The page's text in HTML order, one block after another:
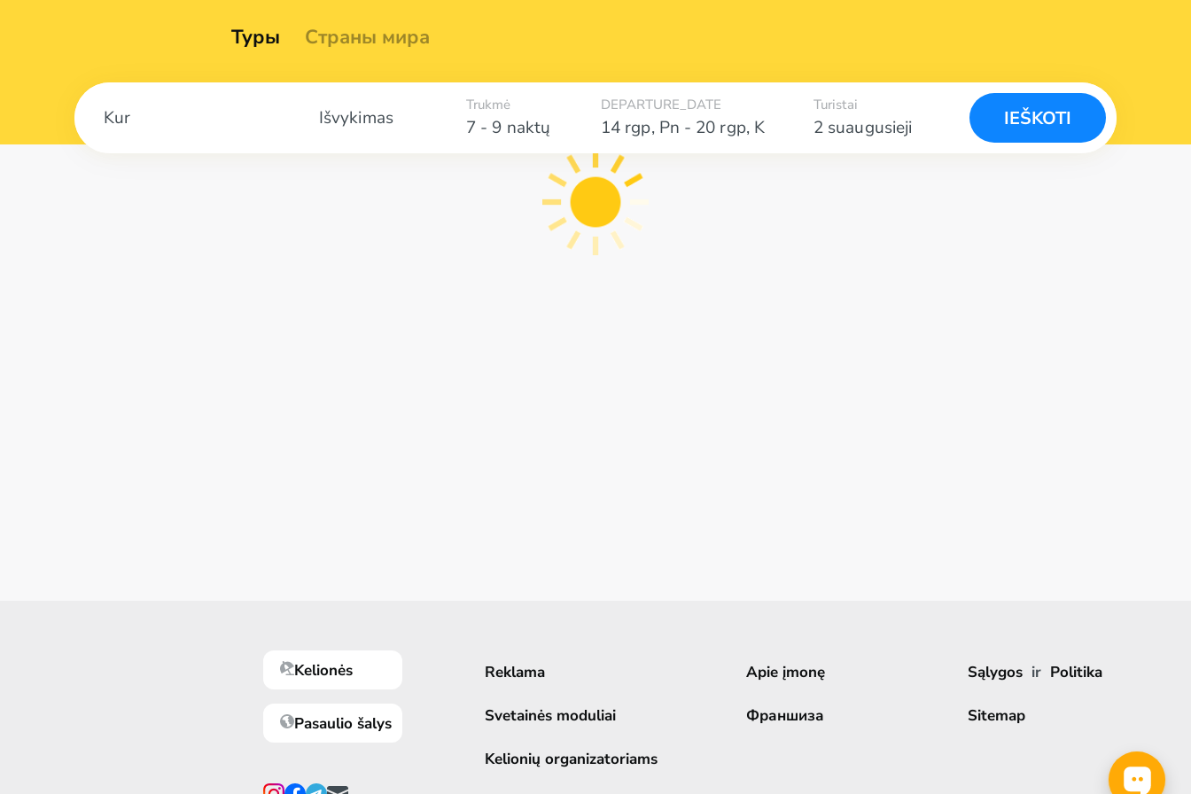
Туры Страны мира
Išvykimas 7 - 9 naktų
Trukmė DEPARTURE_DATE
14 rgp, Pn - 20 rgp, K 2 suaugusieji
Turistai
IEŠKOTI
Kelionės
Pasaulio šalys
Reklama
Svetainės moduliai
Kelionių organizatoriams
Apie įmonę
Франшиза
Sąlygos ir Politika
Sitemap